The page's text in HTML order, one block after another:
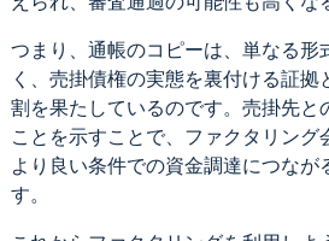
つまり、通帳のコピーは、単なる形
く、売掛債権の実態を裏付ける証拠
割を果たしているのです。売掛先と
ことを示すことで、ファクタリング
より良い条件での資金調達につなが
す。